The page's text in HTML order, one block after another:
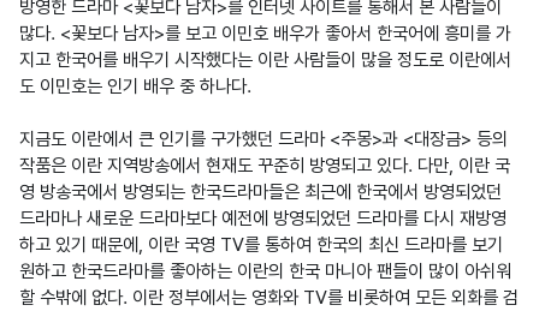
방영한 드라마 <꽃보다 남자>를 인터넷 사이트를 통해서 본 사람들이
많다. <꽃보다 남자>를 보고 이민호 배우가 좋아서 한국어에 흥미를 가
지고 한국어를 배우기 시작했다는 이란 사람들이 많을 정도로 이란에서
도 이민호는 인기 배우 중 하나다.
지금도 이란에서 큰 인기를 구가했던 드라마 <주몽>과 <대장금> 등의
작품은 이란 지역방송에서 현재도 꾸준히 방영되고 있다. 다만, 이란 국
영 방송국에서 방영되는 한국드라마들은 최근에 한국에서 방영되었던
드라마나 새로운 드라마보다 예전에 방영되었던 드라마를 다시 재방영
하고 있기 때문에, 이란 국영 TV를 통하여 한국의 최신 드라마를 보기
원하고 한국드라마를 좋아하는 이란의 한국 마니아 팬들이 많이 아쉬워
할 수밖에 없다. 이란 정부에서는 영화와 TV를 비롯하여 모든 외화를 검